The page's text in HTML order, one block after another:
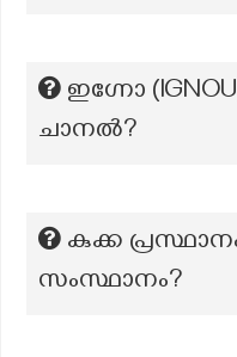
ഇഗ്നോ
ചാനല്‍?
കുക്ക
സംസ്ഥാനം?